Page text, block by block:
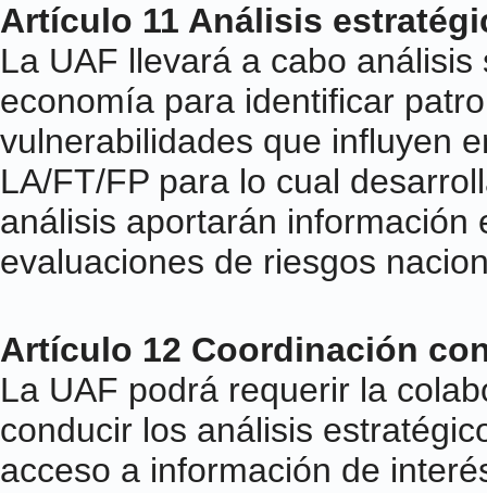
Artículo 11 Análisis
La UAF llevará a cabo
economía para identificar
vulnerabilidades que influyen
LA/FT/FP para lo cual
análisis aportarán
evaluaciones de riesgos
Artículo 12 Coordinación
La UAF podrá requerir la
conducir los análisis
acceso a información de